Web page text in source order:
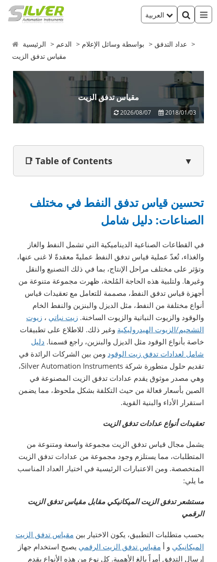
الرئيسية الدعم بواسطة وسائل الإعلام
عداد التدفق
مقياس تدفق الزيت
مقياس تدفق الزيت
2026/08/07 2018/01/03
📑 Table of Contents ▼
تحسين قياس تدفق النفط في مختلف
الصناعات: دليل شامل
في القطاعات الصناعية الديناميكية التي تشمل النفط والغاز
والغذاء، تُعدّ عملية قياس تدفق النفط عمليةً معقدةً لا غنى عنها،
وتؤثر على مختلف مراحل الإنتاج، بما في ذلك التصنيع والنقل
وغيرها. ولتلبية هذه الحاجة المُلحة، ظهرت مجموعة متنوعة من
أجهزة قياس تدفق النفط، مصممة للتعامل مع تعقيدات قياس
أنواع مختلفة من النفط، مثل الديزل والبنزين والنفط الخام
والوقود والزيوت النباتية والزيوت الساخنة. زيت نباتي ، زيوت
التشحيم/الزيوت الهيدروليكية وغير ذلك. للاطلاع على تطبيقات
خاصة بأنواع الوقود مثل الديزل والبنزين، راجع قسمنا. دليل
شامل لعدادات تدفق زيت الوقود ومن بين الشركات الرائدة في
تقديم حلول متطورة شركة Silver Automation Instruments،
وهي مصدر موثوق يقدم عدادات تدفق الزيت المصنوعة في
الصين بأسعار فعالة من حيث التكلفة بشكل ملحوظ، مما يضمن
استقرار الأداء والبنية القوية.
تعقيدات أنواع عدادات تدفق الزيت
يشمل مجال قياس تدفق الزيت مجموعة واسعة ومتنوعة من
المتطلبات، مما يستلزم وجود مجموعة من عدادات تدفق الزيت
المتخصصة. ومن الاعتبارات الرئيسية في اختيار العداد المناسب
ما يلي:
مستشعر تدفق الزيت الميكانيكي مقابل مقياس تدفق الزيت
الرقمي
بحسب متطلبات التطبيق، يكون الاختيار بين مقياس تدفق الزيت
الميكانيكي و أ مقياس تدفق الزيت الرقمي يصبح استخدام جهاز
إرسال التدفق أمراً بالغ الأهمية. كل نوع من هذه الأنواع يقدم